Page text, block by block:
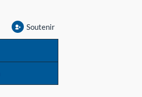
Soutenir